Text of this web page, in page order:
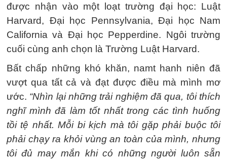
được nhận vào một loạt trường đại học: Luật
Harvard, Đại học Pennsylvania, Đại học Nam
California và Đại học Pepperdine. Ngôi trường
cuối cùng anh chọn là Trường Luật Harvard.
Bất chấp những khó khăn, namt hanh niên đã
vượt qua tất cả và đạt được điều mà mình mơ
ước. “Nhìn lại những trải nghiệm đã qua, tôi thích
nghĩ mình đã làm tốt nhất trong các tình huống
tồi tệ nhất. Mỗi bi kịch mà tôi gặp phải buộc tôi
phải chạy ra khỏi vùng an toàn của mình, nhưng
tôi đủ may mắn khi có những người luôn sẵn